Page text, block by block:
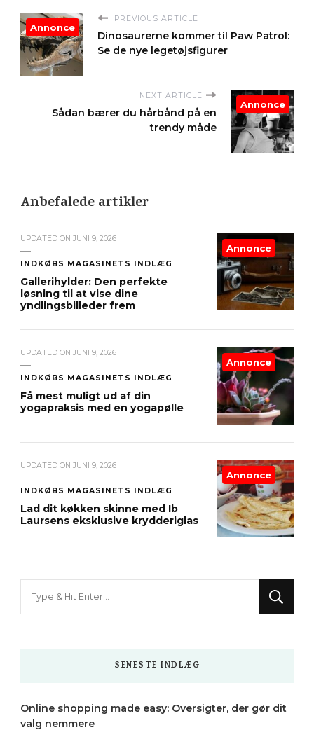
PREVIOUS ARTICLE
Dinosaurerne kommer til Paw Patrol:
Se de nye legetøjsfigurer
Annonce
NEXT ARTICLE
Sådan bærer du hårbånd på en
trendy måde
Annonce
Anbefalede artikler
UPDATED ON JUNI 9, 2026
INDKØBS MAGASINETS INDLÆG
Gallerihylder: Den perfekte
løsning til at vise dine
yndlingsbilleder frem
Annonce
UPDATED ON JUNI 9, 2026
INDKØBS MAGASINETS INDLÆG
Få mest muligt ud af din
yogapraksis med en yogapølle
Annonce
UPDATED ON JUNI 9, 2026
INDKØBS MAGASINETS INDLÆG
Lad dit køkken skinne med Ib
Laursens eksklusive krydderiglas
Annonce
SENESTE INDLÆG
Online shopping made easy: Oversigter, der gør dit
valg nemmere